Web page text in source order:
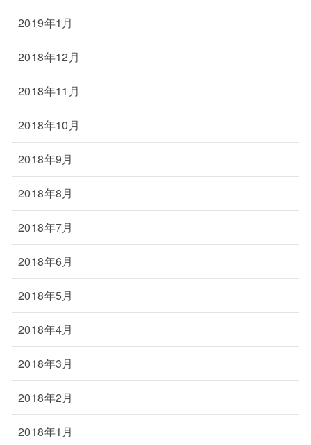
2019年1月
2018年12月
2018年11月
2018年10月
2018年9月
2018年8月
2018年7月
2018年6月
2018年5月
2018年4月
2018年3月
2018年2月
2018年1月